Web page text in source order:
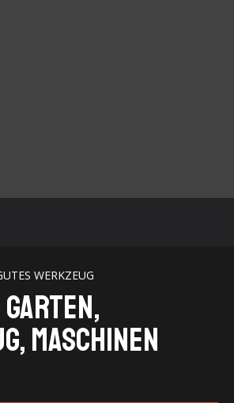
WERKZEUG
Garten,
Maschinen